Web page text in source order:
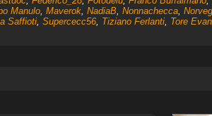
Manulo, Maverok, NadiaB, Nonnachecca,
Saffioti, Supercecc56, Tiziano Ferlanti, Tore